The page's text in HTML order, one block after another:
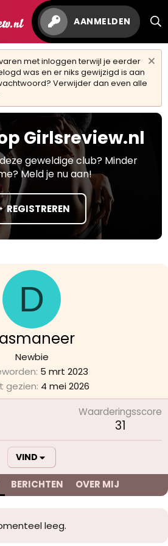
AANMELDEN
met inloggen terwijl je eerder
was en er niks gewijzigd is aan
Verwijder dan even alle
Girlsreview.nl
geweldige club? Minder
Meld je nu aan!
REGISTREREN
D
Newbie
5 mrt 2023
gezien 4 mei 2026
Waarderingsscore
31
VIND
BERICHTEN OVER MIJ
leeg.